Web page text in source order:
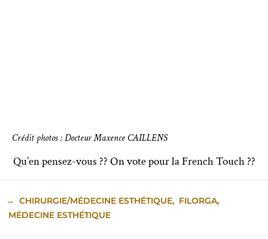
Crédit photos : Docteur Maxence CAILLENS
Qu’en pensez-vous ?? On vote pour la French Touch ??
→ CHIRURGIE/MÉDECINE ESTHÉTIQUE, FILORGA,
MÉDECINE ESTHÉTIQUE